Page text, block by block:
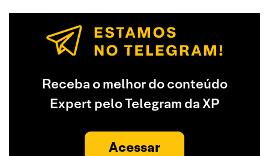
Receba o melhor do conteúdo
Expert pelo Telegram da XP
Acessar